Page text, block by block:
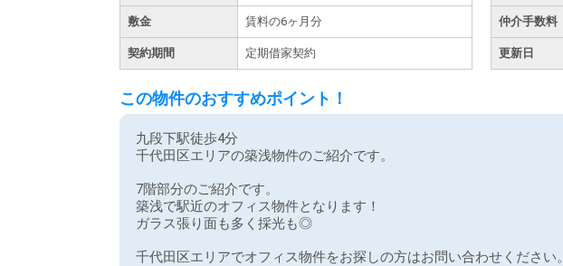
敷金 賃料の6ヶ月分
契約期間 定期借家契約
仲介手数料
更新日
この物件のおすすめポイント！
九段下駅徒歩4分
千代田区エリアの築浅物件のご紹介です。
7階部分のご紹介です。
築浅で駅近のオフィス物件となります！
ガラス張り面も多く採光も◎
千代田区エリアでオフィス物件をお探しの方はお問い合わせください。